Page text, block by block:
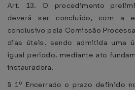
Art. 13. O procedimento
deverá ser concluído, com a
conclusivo pela Comissão
dias úteis, sendo admitida uma
igual período, mediante ato
instauradora.
§ 1º Encerrado o prazo definido